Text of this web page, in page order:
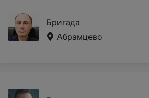
Бригада
Абрамцево